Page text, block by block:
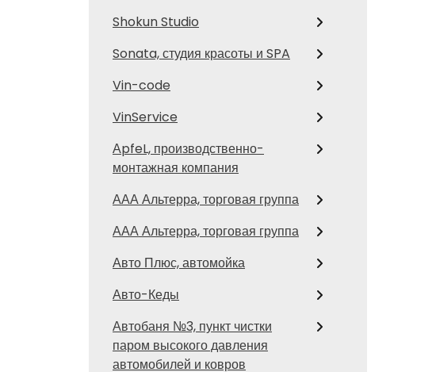
Shokun Studio
Sonata, студия красоты и SPA
Vin-code
VinService
АpfeL, производственно-
монтажная компания
ААА Альтерра, торговая группа
ААА Альтерра, торговая группа
Авто Плюс, автомойка
Авто-Кеды
Автобаня №3, пункт чистки
паром высокого давления
автомобилей и ковров